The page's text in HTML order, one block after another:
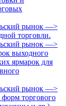
рынок —>
торговли.
рынок —>
выходного
ярмарок для
рынок —>
торгового